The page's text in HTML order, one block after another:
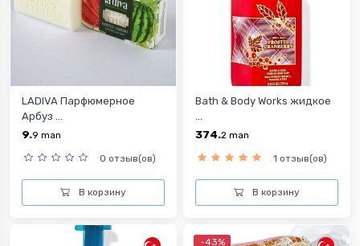
LADIVA Парфюмерное
Арбуз ...
9.9 man
0 отзыв(ов)
В корзину
Bath & Body Works жидкое
374.2 man
1 отзыв(ов)
В корзину
-43%